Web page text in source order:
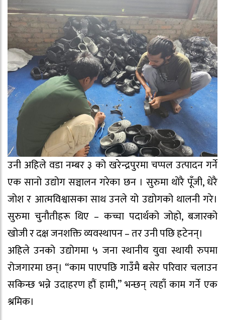
उनी अहिले वडा नम्बर ३ को खरेन्द्रपुरमा चप्पल उत्पादन गर्ने
एक सानो उद्योग सञ्चालन गरेका छन । सुरुमा थोरै पूँजी, धेरै
जोश र आत्मविश्वासका साथ उनले यो उद्योगको थालनी गरे।
सुरुमा चुनौतीहरू थिए – कच्चा पदार्थको जोहो, बजारको
खोजी र दक्ष जनशक्ति व्यवस्थापन – तर उनी पछि हटेनन्।
अहिले उनको उद्योगमा ५ जना स्थानीय युवा स्थायी रुपमा
रोजगारमा छन्। “काम पाएपछि गाउँमै बसेर परिवार चलाउन
सकिन्छ भन्ने उदाहरण हौं हामी,” भन्छन् त्यहाँ काम गर्ने एक
श्रमिक।